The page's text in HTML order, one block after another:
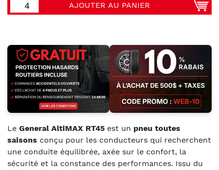
AJOUTER AU PANIER
Le General AltiMAX RT45 est un pneu toutes
saisons conçu pour les conducteurs qui recherchent
une conduite équilibrée, axée sur le confort, la
sécurité et la constance des performances. Issu du